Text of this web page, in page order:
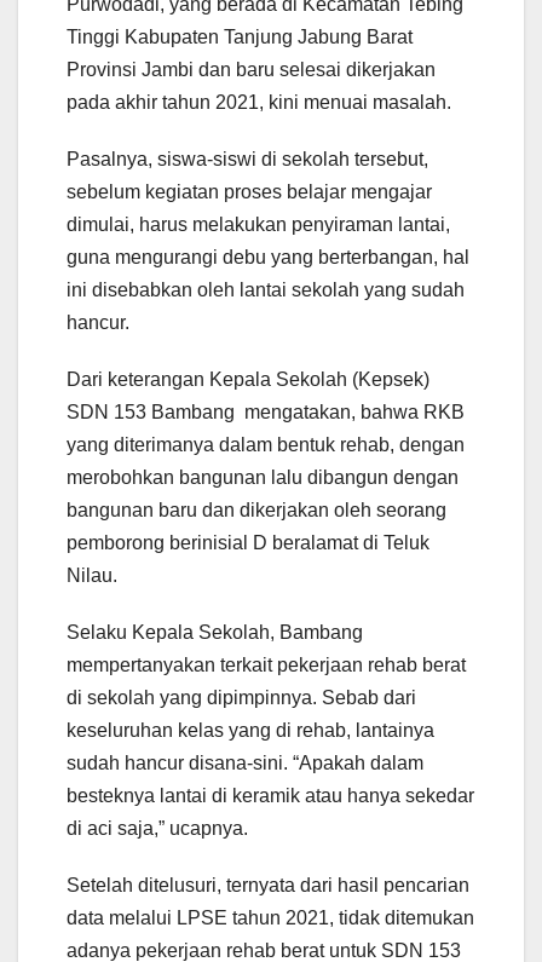
Tinggi Kabupaten Tanjung Jabung Barat
Provinsi Jambi dan baru selesai dikerjakan
pada akhir tahun 2021, kini menuai masalah.
Pasalnya, siswa-siswi di sekolah tersebut,
sebelum kegiatan proses belajar mengajar
dimulai, harus melakukan penyiraman lantai,
guna mengurangi debu yang berterbangan, hal
ini disebabkan oleh lantai sekolah yang sudah
hancur.
Dari keterangan Kepala Sekolah (Kepsek)
SDN 153 Bambang mengatakan, bahwa RKB
yang diterimanya dalam bentuk rehab, dengan
merobohkan bangunan lalu dibangun dengan
bangunan baru dan dikerjakan oleh seorang
pemborong berinisial D beralamat di Teluk
Nilau.
Selaku Kepala Sekolah, Bambang
mempertanyakan terkait pekerjaan rehab berat
di sekolah yang dipimpinnya. Sebab dari
keseluruhan kelas yang di rehab, lantainya
sudah hancur disana-sini. “Apakah dalam
besteknya lantai di keramik atau hanya sekedar
di aci saja,” ucapnya.
Setelah ditelusuri, ternyata dari hasil pencarian
data melalui LPSE tahun 2021, tidak ditemukan
adanya pekerjaan rehab berat untuk SDN 153